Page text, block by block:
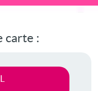
carte :